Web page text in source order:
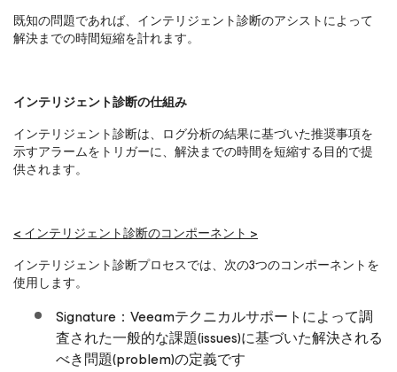
既知の問題であれば、インテリジェント診断のアシストによって
解決までの時間短縮を計れます。
インテリジェント診断の仕組み
インテリジェント診断は、ログ分析の結果に基づいた推奨事項を
示すアラームをトリガーに、解決までの時間を短縮する目的で提
供されます。
< インテリジェント診断のコンポーネント >
インテリジェント診断プロセスでは、次の3つのコンポーネントを
使用します。
Signature：Veeamテクニカルサポートによって調
査された一般的な課題(issues)に基づいた解決される
べき問題(problem)の定義です